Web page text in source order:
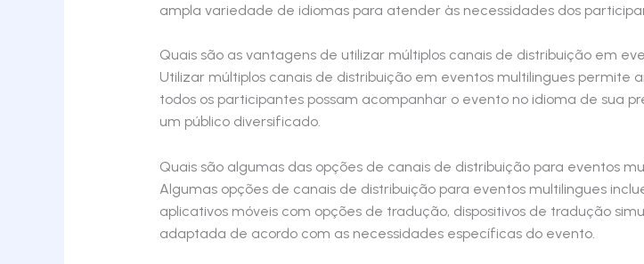
ampla variedade de idiomas para atender às necessidades dos
Quais são as vantagens de utilizar múltiplos canais de distribuição em
Utilizar múltiplos canais de distribuição em eventos multilingues permite
todos os participantes possam acompanhar o evento no idioma de sua
um público diversificado.
Quais são algumas das opções de canais de distribuição para eventos
Algumas opções de canais de distribuição para eventos multilingues
aplicativos móveis com opções de tradução, dispositivos de tradução
adaptada de acordo com as necessidades específicas do evento.